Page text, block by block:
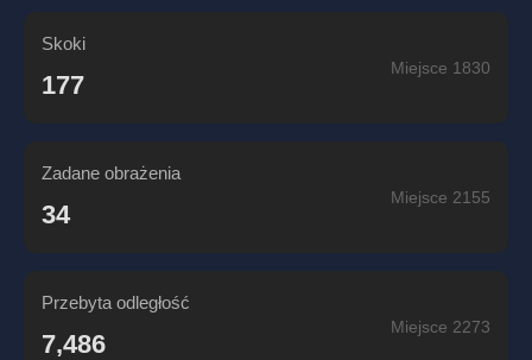
Skoki
177
Miejsce 1830
Zadane obrażenia
34
Miejsce 2155
Przebyta odległość
7,486
Miejsce 2273